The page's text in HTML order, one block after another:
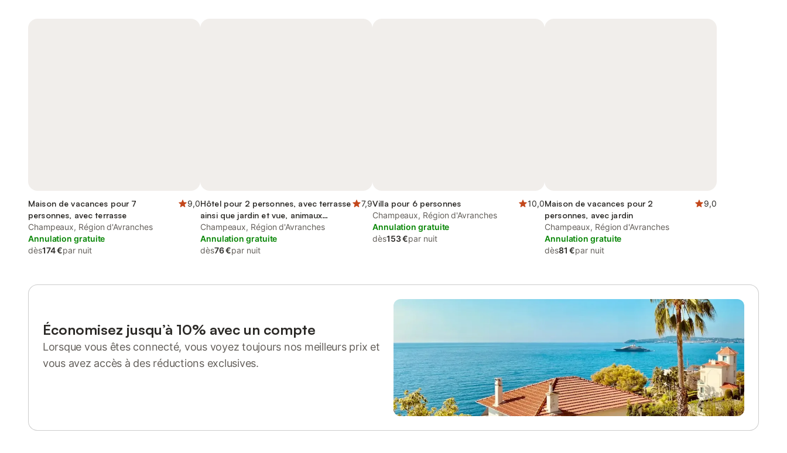
Maison de vacances pour 7
personnes, avec terrasse
9,0
Champeaux, Région d'Avranches
Annulation gratuite
dès174 €par nuit
Hôtel pour 2 personnes, avec terrasse
ainsi que jardin et vue, animaux
acceptés
7,9
Champeaux, Région d'Avranches
Annulation gratuite
dès76 €par nuit
Villa pour 6 personnes
10,0
Champeaux, Région d'Avranches
Annulation gratuite
dès153 €par nuit
Maison de vacances pour 2
personnes, avec jardin
9,0
Champeaux, Région d'Avranches
Annulation gratuite
dès81 €par nuit
Économisez jusqu’à 10% avec un compte
Lorsque vous êtes connecté, vous voyez toujours nos meilleurs prix et
vous avez accès à des réductions exclusives.